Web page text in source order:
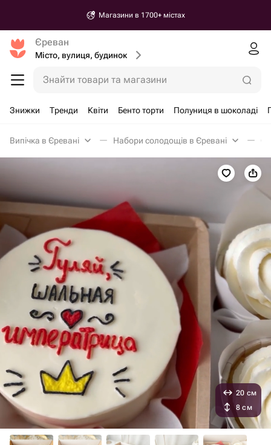
Магазини в 1700+ містах
Єреван
Місто, вулиця, будинок
Знайти товари та магазини
Знижки Тренди Квіти Бенто торти Полуниця в шоколаді
Випічка в Єревані Набори солодощів в Єревані
20 см
8 см